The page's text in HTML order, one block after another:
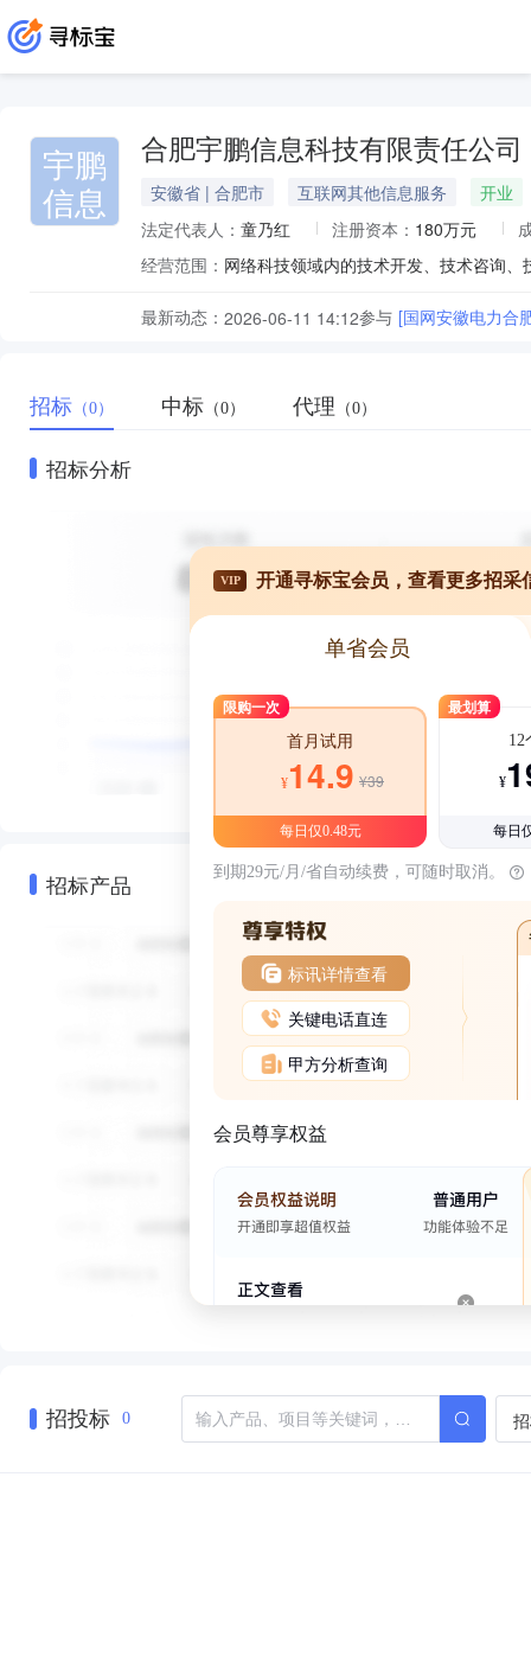
宇鹏
信息
合肥宇鹏信息科技有限责任公司
安徽省 | 合肥市 互联网其他信息服务
开业
法定代表人： 童乃红 注册资本： 180万元
经营范围：
最新动态： 2026-06-11 14:12参与 [国网安徽电力合
招标 （0） 中标 （0） 代理 （0）
招标分析
招标产品
VIP 开通寻标宝会员，查看更多招采
单省会员
限购一次
首月试用
¥14.9 ¥39
每日仅0.48元
最划算
12
¥
每日
到期29元/月/省自动续费，可随时取消。
标讯详情查看
关键电话直连
甲方分析查询
会员尊享权益
招投标 0